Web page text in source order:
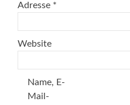
Adresse *
Website
Name, E-
Mail-